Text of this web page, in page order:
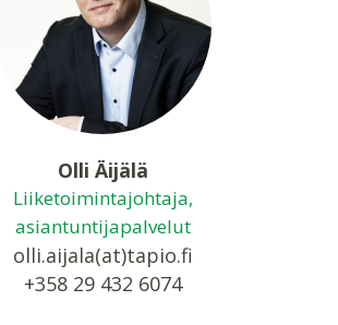
Olli Äijälä
Liiketoimintajohtaja,
asiantuntijapalvelut
olli.aijala(at)tapio.fi
+358 29 432 6074